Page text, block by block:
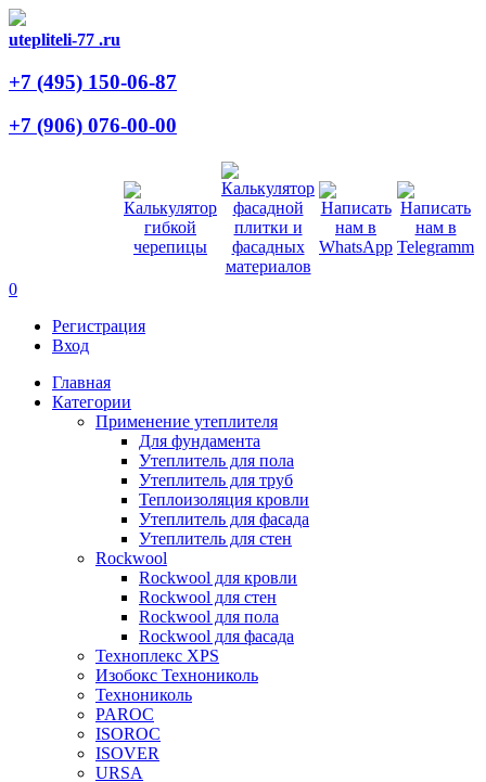
utepliteli-77 .ru
+7 (495) 150-06-87
+7 (906) 076-00-00
0
Регистрация
Вход
Главная
Категории
Применение утеплителя
Для фундамента
Утеплитель для пола
Утеплитель для труб
Теплоизоляция кровли
Утеплитель для фасада
Утеплитель для стен
Rockwool
Rockwool для кровли
Rockwool для стен
Rockwool для пола
Rockwool для фасада
Техноплекс XPS
Изобокс Технониколь
Технониколь
PAROC
ISOROC
ISOVER
URSA